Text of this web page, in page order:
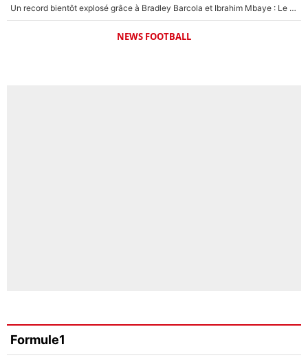
Un record bientôt explosé grâce à Bradley Barcola et Ibrahim Mbaye : Le PSG sur le point de réaliser un mercato historique ?
NEWS FOOTBALL
Formule1